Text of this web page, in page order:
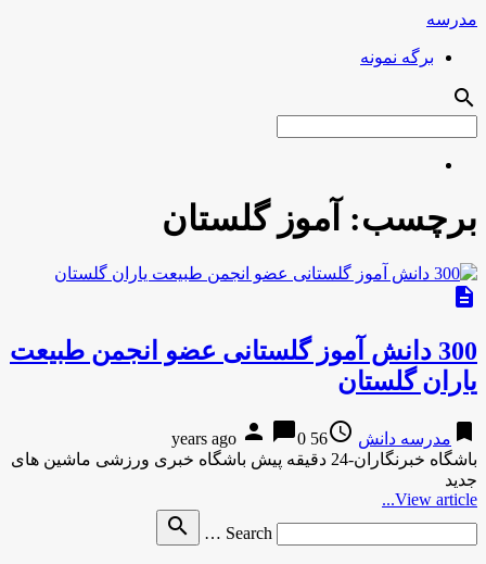
مدرسه
برگه نمونه
search
برچسب: آموز گلستان
description
300 دانش آموز گلستانی عضو انجمن طبیعت
یاران گلستان
bookmark مدرسه دانش access_time
56 years ago
person chat_bubble0
باشگاه خبرنگاران-24 دقیقه پیش باشگاه خبری ورزشی ماشین های
جدید
View article...
Search …
search